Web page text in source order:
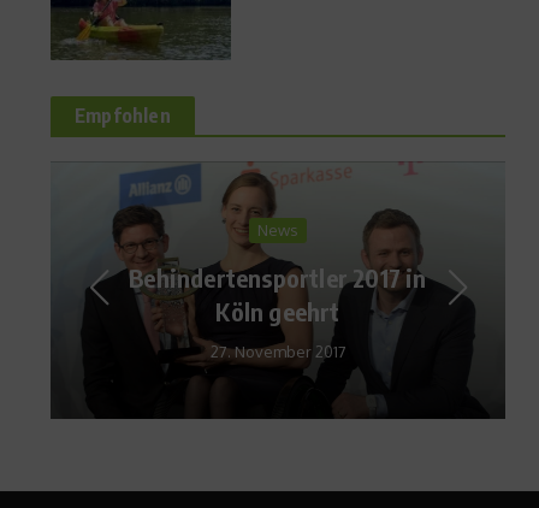
Empfohlen
Ratgeber Gesundheit
Knieverletzung beim
Skifahren:
Verletzungsrisiko
reduzieren
17. Februar 2015